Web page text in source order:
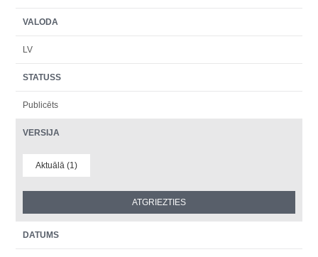
VALODA
LV
STATUSS
Publicēts
VERSIJA
Aktuālā (1)
DATUMS